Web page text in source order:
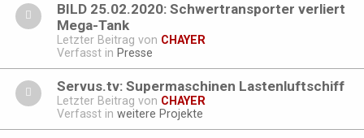
BILD 25.02.2020: Schwertransporter verliert
Mega-Tank
Letzter Beitrag von CHAYER
Verfasst in Presse
Servus.tv: Supermaschinen Lastenluftschiff
Letzter Beitrag von CHAYER
Verfasst in weitere Projekte